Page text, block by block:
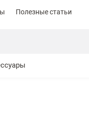
Полезные статьи